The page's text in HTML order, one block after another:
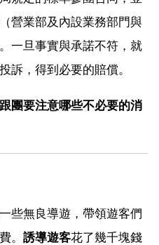
營業部及內設業務部門與
一旦事實與承諾不符，就
訴，得到必要的賠償。
團要注意哪些不必要的消
些無良導遊，帶領遊客們
。 誘導遊客花了幾千塊錢